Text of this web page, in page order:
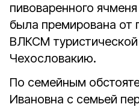
пивоваренного
была премирована от
ВЛКСМ туристической
Чехословакию.
По семейным
Ивановна с семьей